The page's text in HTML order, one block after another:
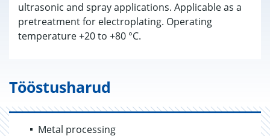
ultrasonic and spray applications. Applicable as a
pretreatment for electroplating. Operating
temperature +20 to +80 °C.
Tööstusharud
Metal processing